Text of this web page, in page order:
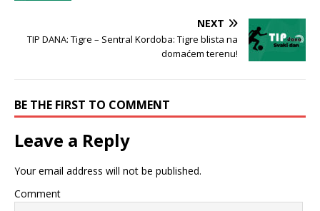
NEXT
TIP DANA: Tigre – Sentral Kordoba: Tigre blista na
domaćem terenu!
BE THE FIRST TO COMMENT
Leave a Reply
Your email address will not be published.
Comment